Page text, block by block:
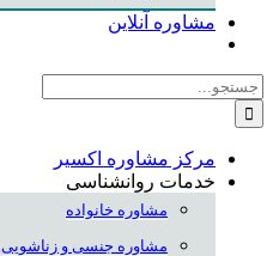
مشاوره آنلاین
جستجو
برای:
مرکز مشاوره اکسیر
خدمات روانشناسی
مشاوره خانواده
مشاوره جنسی و زناشویی